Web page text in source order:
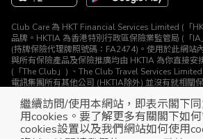
繼續訪問/使用本網站，即表示閣下
用cookies。要了解更多有關閣下如
cookies設置以及我們網站如何使用
Club Care 為 HKT Financial Services Limited (「
品牌。HKTIA 為香港特別行政區保險業監管局 (「
(持牌保險代理牌照號碼：FA2474)。使用於此網站
與所有保險產品及保險推廣均由 HKTIA 為你直接安
(「The Club」) 、The Club Travel Services
電訊集團所有其他公司 (HKTIA除外) 並沒有就相關
© The Club 2026. 保留所有權利
立即下載The Club手機app